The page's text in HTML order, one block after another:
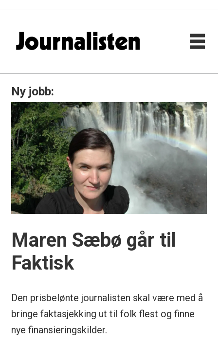
Ny jobb:
Maren Sæbø går til
Faktisk
Den prisbelønte journalisten skal være med å
bringe faktasjekking ut til folk flest og finne
nye finansieringskilder.